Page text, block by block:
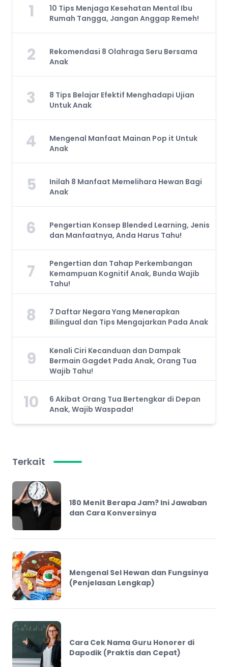
1
10 Tips Menjaga Kesehatan Mental Ibu
Rumah Tangga, Jangan Anggap Remeh!
2
Rekomendasi 8 Olahraga Seru Bersama
Anak
3
8 Tips Belajar Efektif Menghadapi Ujian
Untuk Anak
4
Mengenal Manfaat Mainan Pop it Untuk
Anak
5
Inilah 8 Manfaat Memelihara Hewan Bagi
Anak
6
Pengertian Konsep Blended Learning, Jenis
dan Manfaatnya, Anda Harus Tahu!
7
Pengertian dan Tahap Perkembangan
Kemampuan Kognitif Anak, Bunda Wajib
Tahu!
8
7 Daftar Negara Yang Menerapkan
Bilingual dan Tips Mengajarkan Pada Anak
9
Kenali Ciri Kecanduan dan Dampak
Bermain Gagdet Pada Anak, Orang Tua
Wajib Tahu!
10
6 Akibat Orang Tua Bertengkar di Depan
Anak, Wajib Waspada!
Terkait
180 Menit Berapa Jam? Ini Jawaban
dan Cara Konversinya
Mengenal Sel Hewan dan Fungsinya
(Penjelasan Lengkap)
Cara Cek Nama Guru Honorer di
Dapodik (Praktis dan Cepat)